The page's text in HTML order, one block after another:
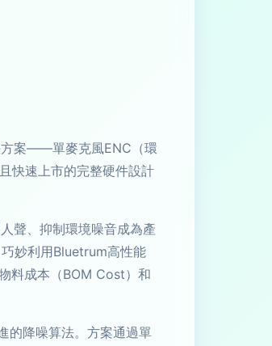
方案——單麥克風ENC（環
快速上市的完整硬件設計
聲、抑制環境噪音成為產
妙利用Bluetrum高性能
料成本（BOM Cost）和
的降噪算法。方案通過單